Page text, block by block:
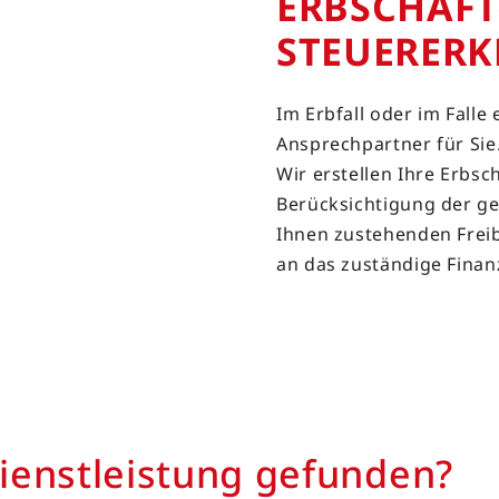
Im Erbfall oder im Falle
Ansprechpartner für
Wir erstellen Ihre
Berücksichtigung der
Ihnen zustehenden
an das zuständige
gefunden?